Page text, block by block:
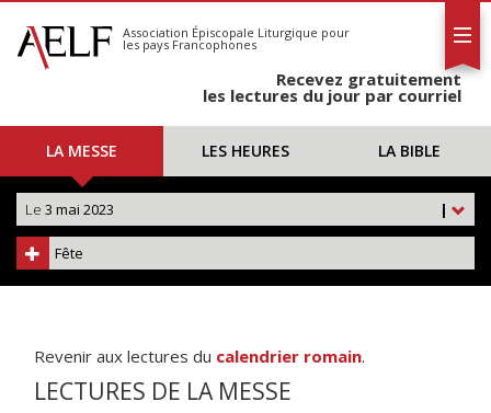
S'abonner
Calendrier
Association Épiscopale Liturgique pour
les pays Francophones
Recevez gratuitement
les lectures du jour par courriel
LA MESSE LES HEURES LA BIBLE
|
Le 3 mai 2023
Fête
Revenir aux lectures du calendrier romain.
LECTURES DE LA MESSE